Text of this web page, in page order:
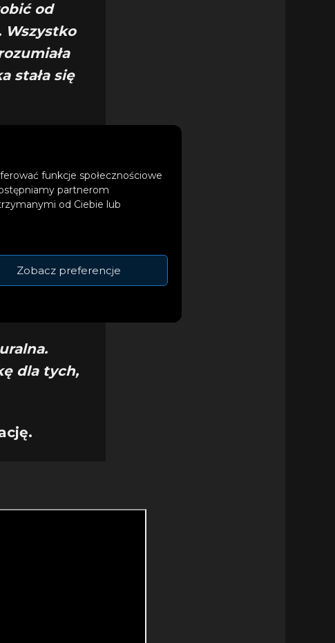
funkcje społecznościowe
partnerom
od Ciebie lub
Zobacz preferencje
od
Wszystko
stała się
dla tych,